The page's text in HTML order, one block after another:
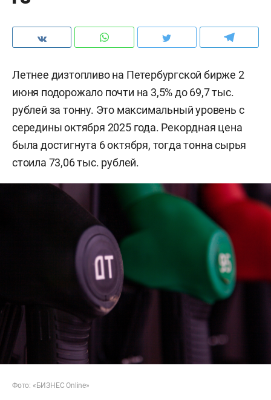
Летнее дизтопливо на Петербургской бирже 2
июня подорожало почти на 3,5% до 69,7 тыс.
рублей за тонну. Это максимальный уровень с
середины октября 2025 года. Рекордная цена
была достигнута 6 октября, тогда тонна сырья
стоила 73,06 тыс. рублей.
Фото: «БИЗНЕС Online»